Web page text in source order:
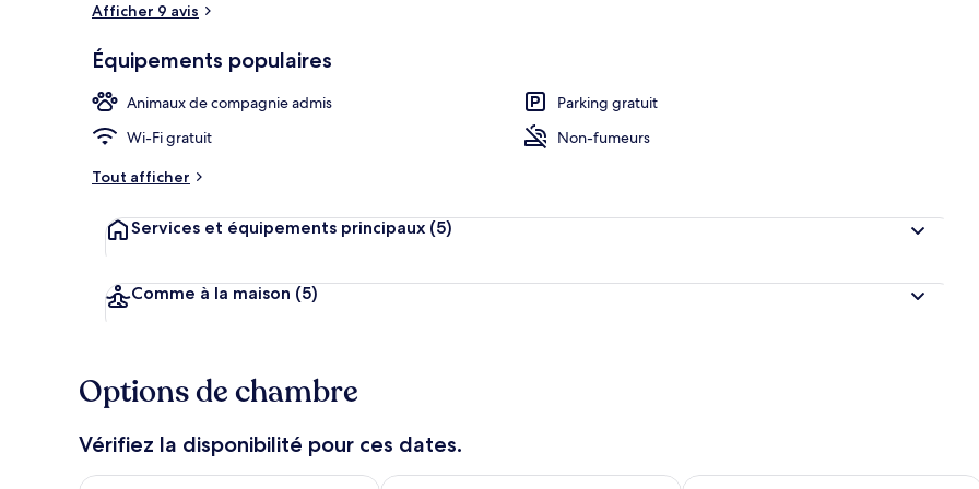
Afficher 9 avis
Équipements populaires
Animaux de compagnie admis
Parking gratuit
Wi-Fi gratuit
Non-fumeurs
Tout afficher
Services et équipements principaux (5)
Comme à la maison (5)
Options de chambre
Vérifiez la disponibilité pour ces dates.